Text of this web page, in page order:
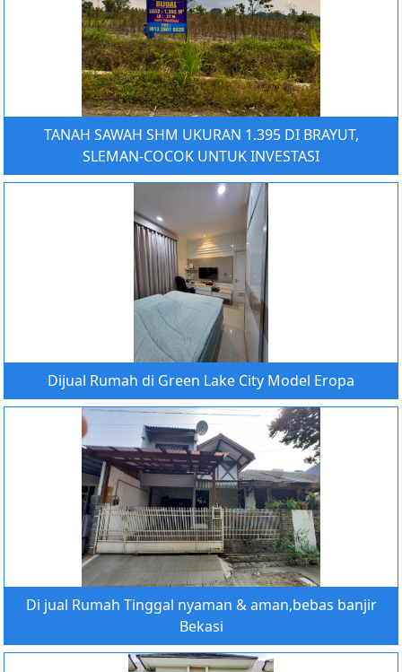
TANAH SAWAH SHM UKURAN 1.395 DI BRAYUT,
SLEMAN-COCOK UNTUK INVESTASI
Dijual Rumah di Green Lake City Model Eropa
Di jual Rumah Tinggal nyaman & aman,bebas banjir
Bekasi